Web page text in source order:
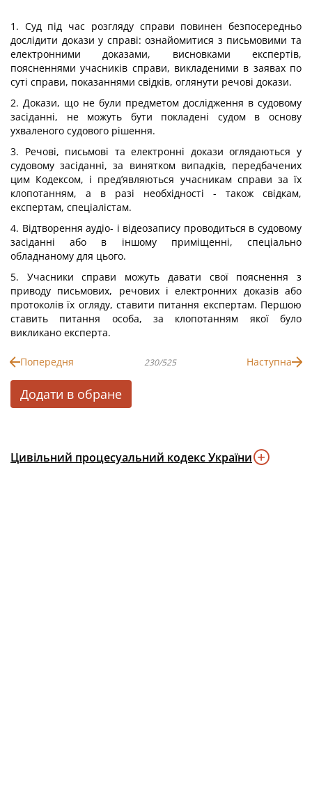
1. Суд під час розгляду справи повинен безпосередньо
дослідити докази у справі: ознайомитися з письмовими та
електронними доказами, висновками експертів,
поясненнями учасників справи, викладеними в заявах по
суті справи, показаннями свідків, оглянути речові докази.
2. Докази, що не були предметом дослідження в судовому
засіданні, не можуть бути покладені судом в основу
ухваленого судового рішення.
3. Речові, письмові та електронні докази оглядаються у
судовому засіданні, за винятком випадків, передбачених
цим Кодексом, і пред’являються учасникам справи за їх
клопотанням, а в разі необхідності - також свідкам,
експертам, спеціалістам.
4. Відтворення аудіо- і відеозапису проводиться в судовому
засіданні або в іншому приміщенні, спеціально
обладнаному для цього.
5. Учасники справи можуть давати свої пояснення з
приводу письмових, речових і електронних доказів або
протоколів їх огляду, ставити питання експертам. Першою
ставить питання особа, за клопотанням якої було
викликано експерта.
Попередня 230/525 Наступна
Додати в обране
Цивільний процесуальний кодекс України